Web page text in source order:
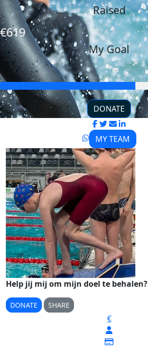
Raised
€619
My Goal
DONATE
MY TEAM
Help jij mij om mijn doel te behalen?
DONATE SHARE
€